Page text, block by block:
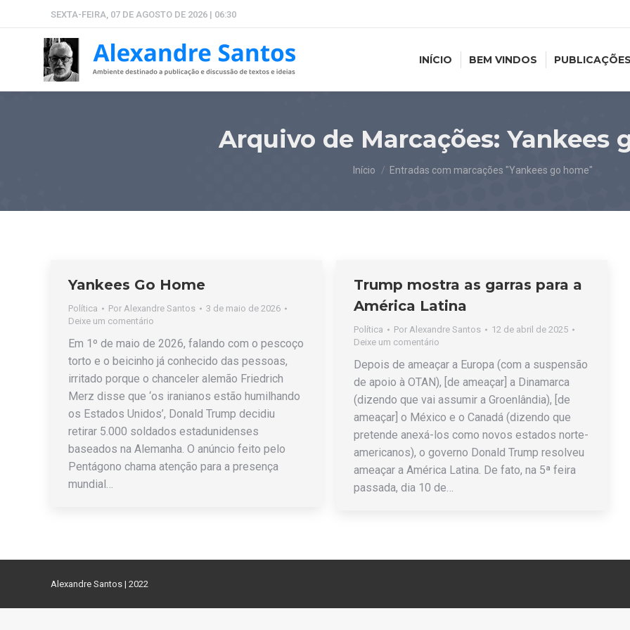
SEXTA-FEIRA, 07 DE AGOSTO DE 2026 | 06:30
INÍCIO BEM VINDOS PUBLICAÇÕES
Arquivo de Marcações: Yankees
Você está aqui:
Início Entradas com marcações "Yankees go home"
Yankees Go Home
Política Por Alexandre Santos
3 de maio de 2026
Deixe um comentário
Em 1º de maio de 2026, falando com o pescoço
torto e o beicinho já conhecido das pessoas,
irritado porque o chanceler alemão Friedrich
Merz disse que ‘os iranianos estão humilhando
os Estados Unidos’, Donald Trump decidiu
retirar 5.000 soldados estadunidenses
baseados na Alemanha. O anúncio feito pelo
Pentágono chama atenção para a presença
mundial…
Trump mostra as garras para a
América Latina
Política Por Alexandre Santos
12 de abril de 2025
Deixe um comentário
Depois de ameaçar a Europa (com a suspensão
de apoio à OTAN), [de ameaçar] a Dinamarca
(dizendo que vai assumir a Groenlândia), [de
ameaçar] o México e o Canadá (dizendo que
pretende anexá-los como novos estados norte-
americanos), o governo Donald Trump resolveu
ameaçar a América Latina. De fato, na 5ª feira
passada, dia 10 de…
Alexandre Santos | 2022